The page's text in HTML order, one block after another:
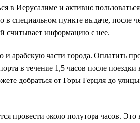
в Иерусалиме и активно
специальном пункте выдаче, после
считывает информацию с нее.
и арабскую части города. Оплатить
в течение 1,5 часов после
добраться от Горы Герцля до
провести около полутора часов. Это